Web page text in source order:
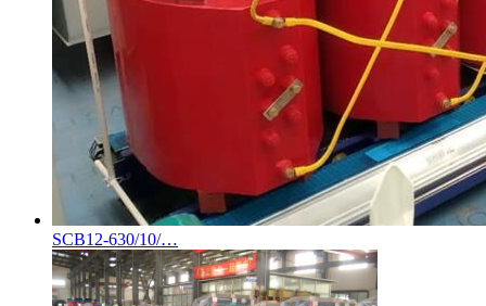
SCB12-630/10/…